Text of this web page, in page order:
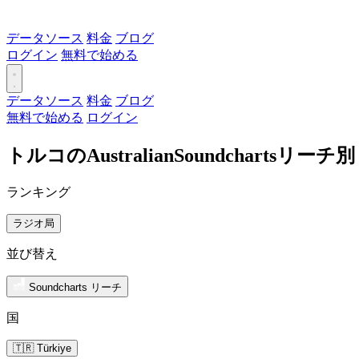
データソース 料金 ブログ
ログイン 無料で始める
データソース 料金 ブログ
無料で始める ログイン
トルコのAustralianSoundchartsリーチ
ランキング
ラジオ局
並び替え
Soundcharts リーチ
国
🇹🇷 Türkiye